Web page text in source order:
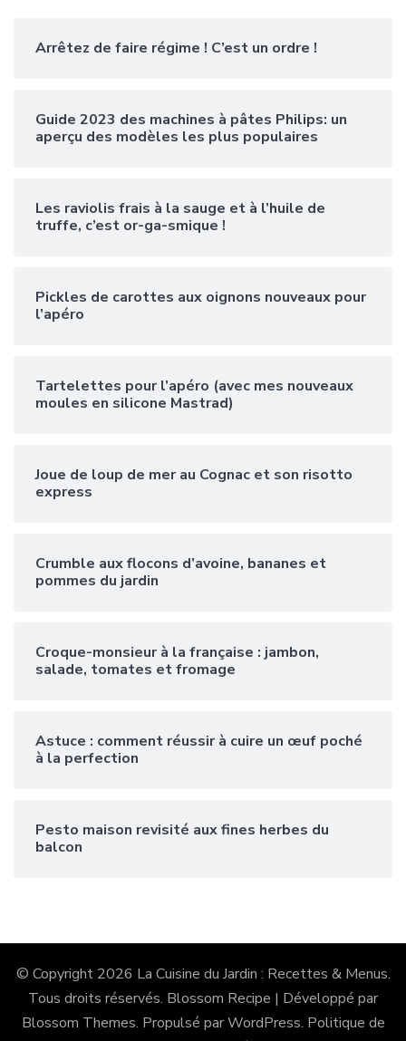
Arrêtez de faire régime ! C’est un ordre !
Guide 2023 des machines à pâtes Philips: un
aperçu des modèles les plus populaires
Les raviolis frais à la sauge et à l’huile de
truffe, c’est or-ga-smique !
Pickles de carottes aux oignons nouveaux pour
l’apéro
Tartelettes pour l’apéro (avec mes nouveaux
moules en silicone Mastrad)
Joue de loup de mer au Cognac et son risotto
express
Crumble aux flocons d’avoine, bananes et
pommes du jardin
Croque-monsieur à la française : jambon,
salade, tomates et fromage
Astuce : comment réussir à cuire un œuf poché
à la perfection
Pesto maison revisité aux fines herbes du
balcon
© Copyright 2026 La Cuisine du Jardin : Recettes & Menus.
Tous droits réservés. Blossom Recipe | Développé par
Blossom Themes. Propulsé parWordPress. Politique de